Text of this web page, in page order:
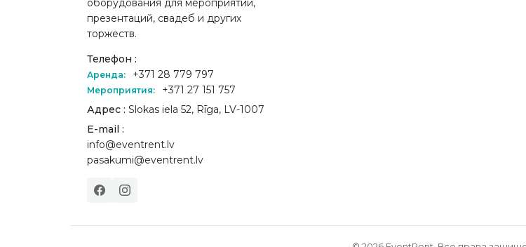
оборудования для мероприятий,
презентаций, свадеб и других
торжеств.
Телефон :
Аренда: +371 28 779 797
Мероприятия:
+371 27 151 757
Адрес : Slokas iela 52, Rīga, LV-1007
E-mail :
info@eventrent.lv
pasakumi@eventrent.lv